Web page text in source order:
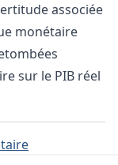
associée
monétaire
sur le PIB réel